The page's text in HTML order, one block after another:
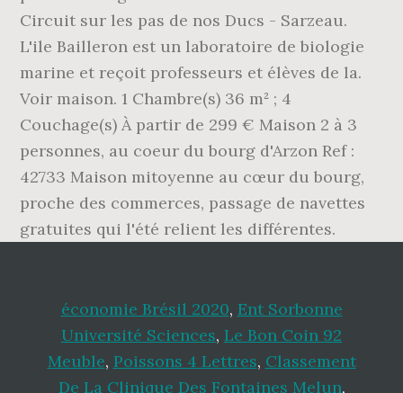
économie Brésil 2020, Ent Sorbonne
Université Sciences, Le Bon Coin 92
Meuble, Poissons 4 Lettres, Classement
De La Clinique Des Fontaines Melun,